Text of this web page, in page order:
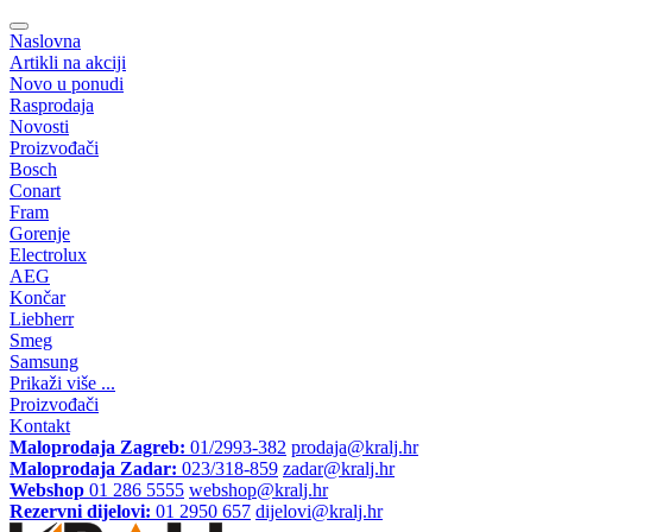
Naslovna
Artikli na akciji
Novo u ponudi
Rasprodaja
Novosti
Proizvođači
Bosch
Conart
Fram
Gorenje
Electrolux
AEG
Končar
Liebherr
Smeg
Samsung
Prikaži više ...
Proizvođači
Kontakt
Maloprodaja Zagreb: 01/2993-382 prodaja@kralj.hr
Maloprodaja Zadar: 023/318-859 zadar@kralj.hr
Webshop 01 286 5555 webshop@kralj.hr
Rezervni dijelovi: 01 2950 657 dijelovi@kralj.hr